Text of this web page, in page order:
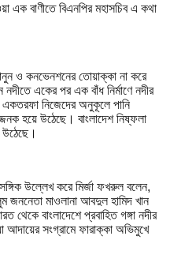
এক বাণীতে বিএনপির মহাসচিব এ কথা
ও কনভেনশনের তোয়াক্কা না করে
একের পর এক বাঁধ নির্মাণে নদীর
একতরফা নিজেদের অনুকূলে পানি
হয়ে উঠেছে। বাংলাদেশ নিষ্ফলা
উল্লেখ করে মির্জা ফখরুল বলেন,
মাওলানা আবদুল হামিদ খান
থেকে বাংলাদেশে প্রবাহিত গঙ্গা নদীর
আদায়ের সংগ্রামে ফারাক্কা অভিমুখে